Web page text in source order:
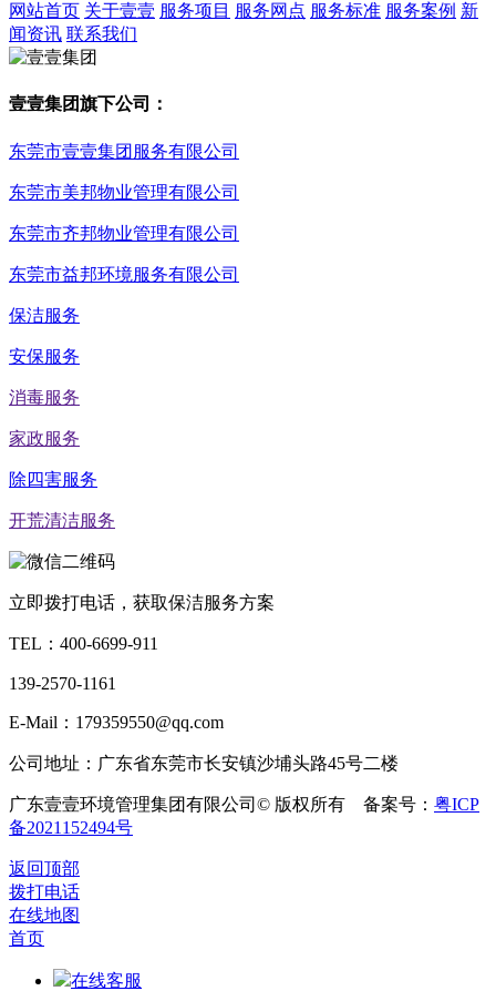
网站首页 关于壹壹 服务项目 服务网点 服务标准 服务案例 新
闻资讯 联系我们
壹壹集团旗下公司：
东莞市壹壹集团服务有限公司
东莞市美邦物业管理有限公司
东莞市齐邦物业管理有限公司
东莞市益邦环境服务有限公司
保洁服务
安保服务
消毒服务
家政服务
除四害服务
开荒清洁服务
立即拨打电话，获取保洁服务方案
TEL： 400-6699-911
139-2570-1161
E-Mail：179359550@qq.com
公司地址：广东省东莞市长安镇沙埔头路45号二楼
广东壹壹环境管理集团有限公司© 版权所有 备案号： 粤ICP
备2021152494号
返回顶部
拨打电话
在线地图
首页
在线客服